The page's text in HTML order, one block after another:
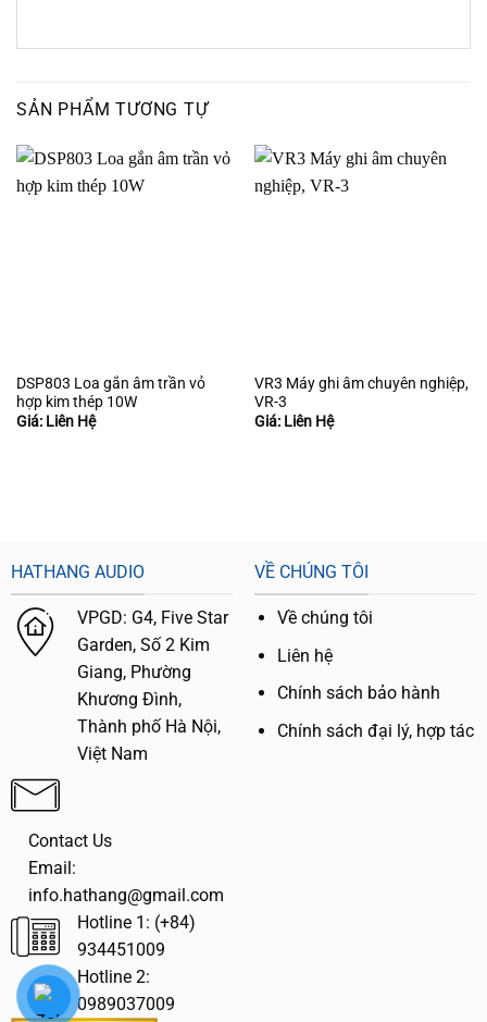
SẢN PHẨM TƯƠNG TỰ
DSP803 Loa gắn âm trần vỏ
hợp kim thép 10W
Giá: Liên Hệ
VR3 Máy ghi âm chuyên nghiệp,
VR-3
Giá: Liên Hệ
HATHANG AUDIO
VPGD: G4, Five Star
Garden, Số 2 Kim
Giang, Phường
Khương Đình,
Thành phố Hà Nội,
Việt Nam
Contact Us
Email:
info.hathang@gmail.com
Hotline 1: (+84)
934451009
Hotline 2:
0989037009
VỀ CHÚNG TÔI
Về chúng tôi
Liên hệ
Chính sách bảo hành
Chính sách đại lý, hợp tác